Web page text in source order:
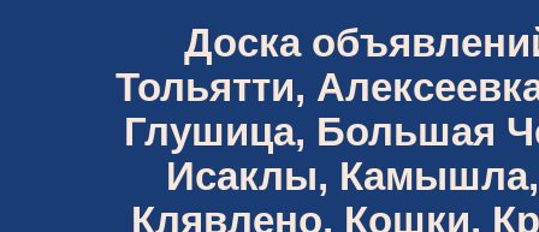
Доска
Тольятти,
Глушица, Большая
Исаклы, Камышла,
Клявлено, Кошки,